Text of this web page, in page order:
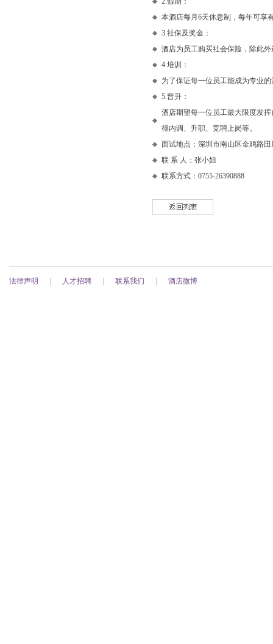
本酒店每月6天休息制，每年可享
3.社保及奖金：
酒店为员工购买社会保险，除此
4.培训：
为了保证每一位员工能成为专业
5.晋升：
酒店期望每一位员工最大限度发
得内调、升职、竞聘上岗等。
面试地点：深圳市南山区金鸡路
联 系 人：张小姐
联系方式：0755-26390888
法律声明 人才招聘 联系我们 酒店微博